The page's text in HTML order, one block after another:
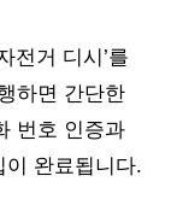
전거 디시’를
하면 간단한
번호 인증과
이 완료됩니다.